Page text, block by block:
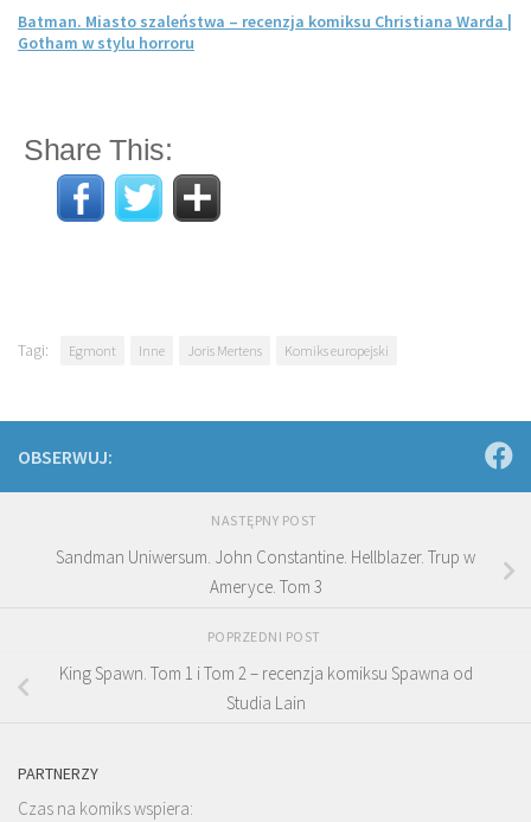
Batman. Miasto szaleństwa – recenzja komiksu Christiana Warda |
Gotham w stylu horroru
Share This:
Tagi: Egmont Inne Joris Mertens Komiks europejski
OBSERWUJ:
NASTĘPNY POST
Sandman Uniwersum. John Constantine. Hellblazer. Trup w
Ameryce. Tom 3
POPRZEDNI POST
King Spawn. Tom 1 i Tom 2 – recenzja komiksu Spawna od
Studia Lain
PARTNERZY
Czas na komiks wspiera: